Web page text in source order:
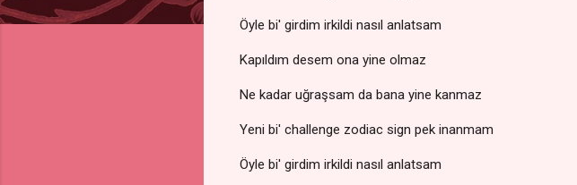
Öyle bi' girdim irkildi nasıl anlatsam
Kapıldım desem ona yine olmaz
Ne kadar uğraşsam da bana yine kanmaz
Yeni bi' challenge zodiac sign pek inanmam
Öyle bi' girdim irkildi nasıl anlatsam